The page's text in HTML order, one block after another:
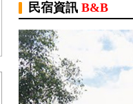
民宿資訊 B&B